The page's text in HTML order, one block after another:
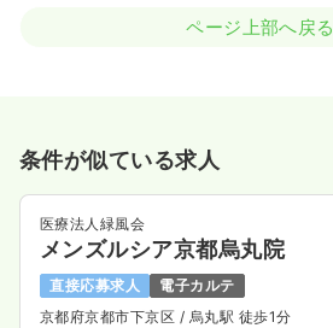
ページ上部へ戻る
条件が似ている求人
医療法人緑風会
メンズルシア京都烏丸院
直接応募求人
電子カルテ
京都府京都市下京区 / 烏丸駅 徒歩1分